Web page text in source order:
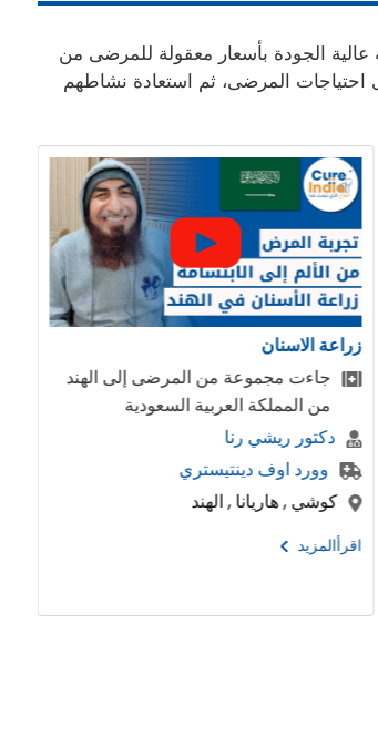
الجودة بأسعار معقولة للمرضى من
شاملة تُركّز على احتياجات المرضى، ثم استعادة نشاطهم
الهند
طفلة صغيرة جائت من سوريا
الكبد في الهند
مستشفي ارتيمس
بنغالور , دهلي , الهند